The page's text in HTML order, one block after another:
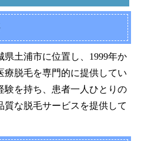
県土浦市に位置し、1999年か
療脱毛を専門的に提供してい
験を持ち、患者一人ひとりの
質な脱毛サービスを提供して